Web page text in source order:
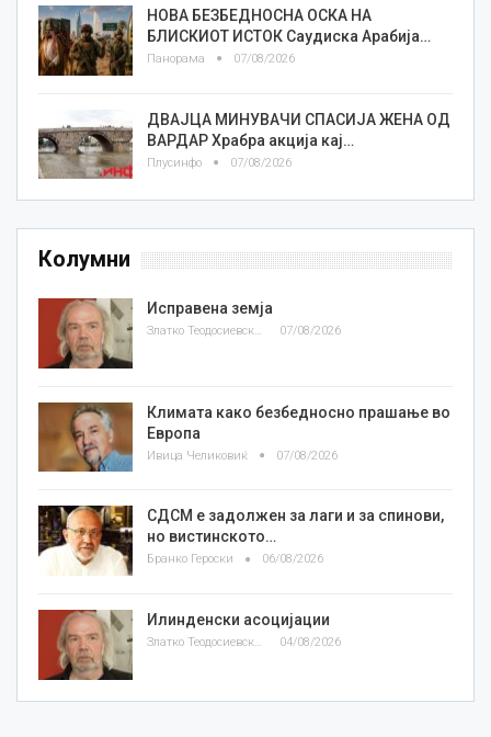
НОВА БЕЗБЕДНОСНА ОСКА НА
БЛИСКИОТ ИСТОК Саудиска Арабија…
Панорама 07/08/2026
ДВАЈЦА МИНУВАЧИ СПАСИЈА ЖЕНА ОД
ВАРДАР Храбра акција кај…
Плусинфо 07/08/2026
Колумни
Исправена земја
Златко Теодосиевски 07/08/2026
Климата како безбедносно прашање во
Европа
Ивица Челиковиќ 07/08/2026
СДСМ е задолжен за лаги и за спинови,
но вистинското…
Бранко Героски 06/08/2026
Илинденски асоцијации
Златко Теодосиевски 04/08/2026